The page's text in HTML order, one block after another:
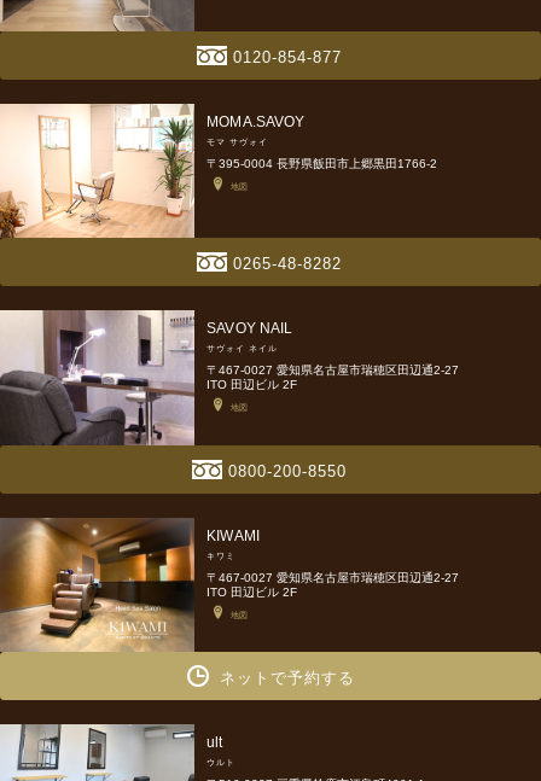
0120-854-877
MOMA.SAVOY
モマ サヴォイ
〒395-0004 長野県飯田市上郷黒田1766-2
地図
0265-48-8282
SAVOY NAIL
サヴォイ ネイル
〒467-0027 愛知県名古屋市瑞穂区田辺通2-27
ITO 田辺ビル 2F
地図
0800-200-8550
KIWAMI
キワミ
〒467-0027 愛知県名古屋市瑞穂区田辺通2-27
ITO 田辺ビル 2F
地図
ネットで予約する
ult
ウルト